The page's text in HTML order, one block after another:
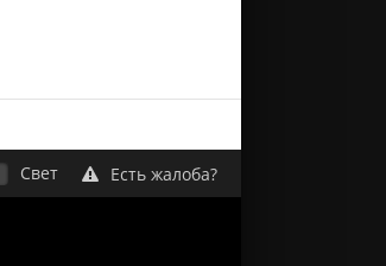
Свет Есть жалоба?